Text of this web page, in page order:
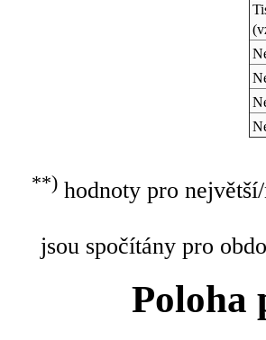
**)hodnoty pro
jsou spočítány pro
Poloha